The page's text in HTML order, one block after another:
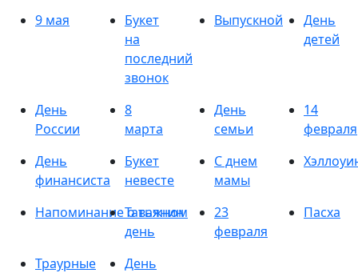
9 мая
Букет
на
последний
звонок
Выпускной
День
детей
День
России
8
марта
День
семьи
14
февраля
День
финансиста
Букет
невесте
С днем
мамы
Напоминание о важном
Татьянин
день
23
февраля
Пасха
Траурные
День